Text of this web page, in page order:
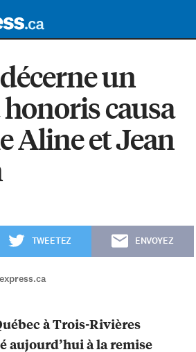
un
causa
Aline et Jean
TWEETEZ ENVOYEZ
à Trois-Rivières
aujourd’hui à la remise